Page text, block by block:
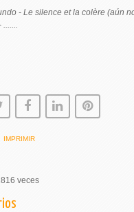
- Le silence et la colère (aún
IMPRIMIR
veces